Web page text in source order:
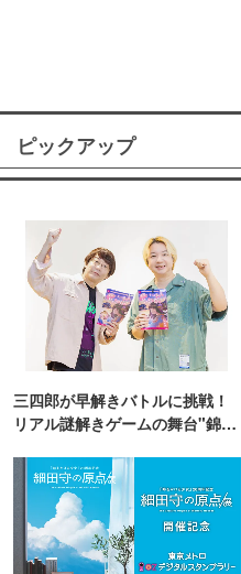
ピックアップ
三四郎が早解きバトルに挑戦！
リアル謎解きゲームの舞台"錦糸